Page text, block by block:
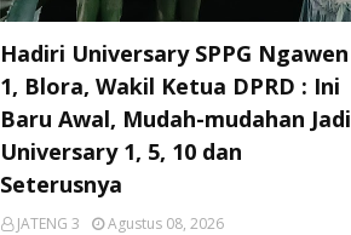
Hadiri Universary SPPG Ngawen
1, Blora, Wakil Ketua DPRD : Ini
Baru Awal, Mudah-mudahan Jadi
Universary 1, 5, 10 dan
Seterusnya
JATENG 3
Agustus 08, 2026